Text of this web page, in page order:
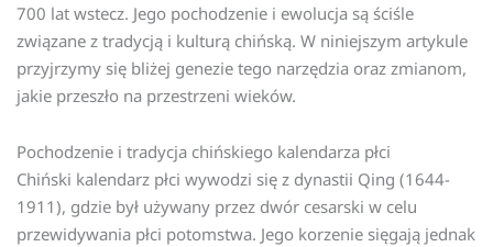
700 lat wstecz. Jego pochodzenie i ewolucja są ściśle
związane z tradycją i kulturą chińską. W niniejszym artykule
przyjrzymy się bliżej genezie tego narzędzia oraz zmianom,
jakie przeszło na przestrzeni wieków.
Pochodzenie i tradycja chińskiego kalendarza płci
Chiński kalendarz płci wywodzi się z dynastii Qing (1644-
1911), gdzie był używany przez dwór cesarski w celu
przewidywania płci potomstwa. Jego korzenie sięgają jednak